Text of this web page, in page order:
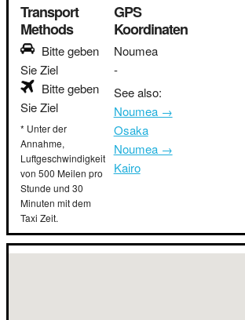
Transport
Methods
Bitte geben
Sie Ziel
Bitte geben
Sie Ziel
* Unter der
Annahme,
Luftgeschwindigkeit
von 500 Meilen pro
Stunde und 30
Minuten mit dem
Taxi Zeit.
GPS
Koordinaten
Noumea
-
See also:
Noumea →
Osaka
Noumea →
Kairo